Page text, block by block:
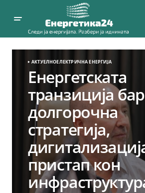
АКТУЕЛНОЕЛЕКТРИЧНА ЕНЕРГИЈА
Енергетската
транзиција
долгорочна
стратегија,
пристап кон